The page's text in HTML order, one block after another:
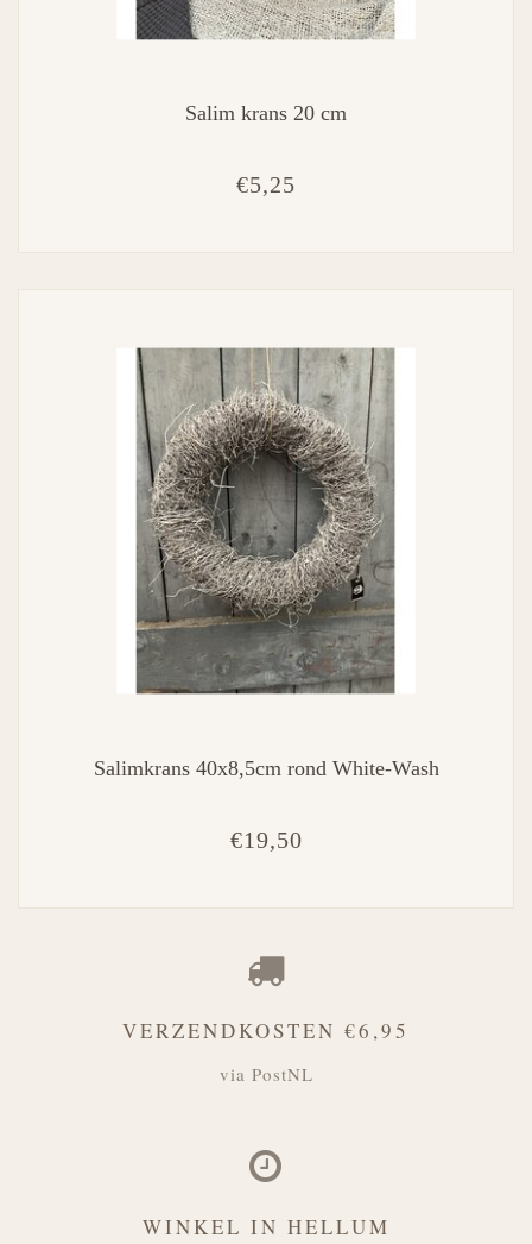
Salim krans 20 cm
€5,25
Salimkrans 40x8,5cm rond White-Wash
€19,50
VERZENDKOSTEN €6,95
via PostNL
WINKEL IN HELLUM